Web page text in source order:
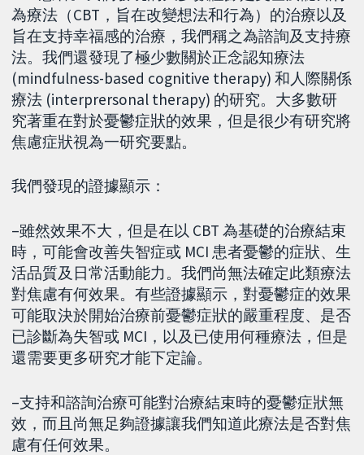
為療法（CBT，旨在改變想法和行為）的治療以及
旨在支持幸福感的治療，我們稱之為諮詢及支持療
法。我們還發現了極少數關於正念認知療法
(mindfulness-based cognitive therapy) 和人際關係
療法 (interprersonal therapy) 的研究。大多數研
究著重在對於憂鬱症狀的效果，但是很少有研究將
焦慮症狀視為一研究要點。
我們發現的證據顯示：
–雖然效果不大，但是在以 CBT 為基礎的治療結束
時，可能會改善失智症或 MCI 患者憂鬱的症狀、生
活品質及日常活動能力。我們尚無法確定此類療法
對焦慮有何效果。有些證據顯示，對憂鬱症的效果
可能取決於開始治療前憂鬱症狀的嚴重程度、是否
已診斷為失智或 MCI，以及已使用何種療法，但是
還需要更多研究才能下定論。
–支持和諮詢治療可能對治療結束時的憂鬱症狀無
效，而且尚無足夠證據讓我們知道此療法是否對焦
慮有任何效果。